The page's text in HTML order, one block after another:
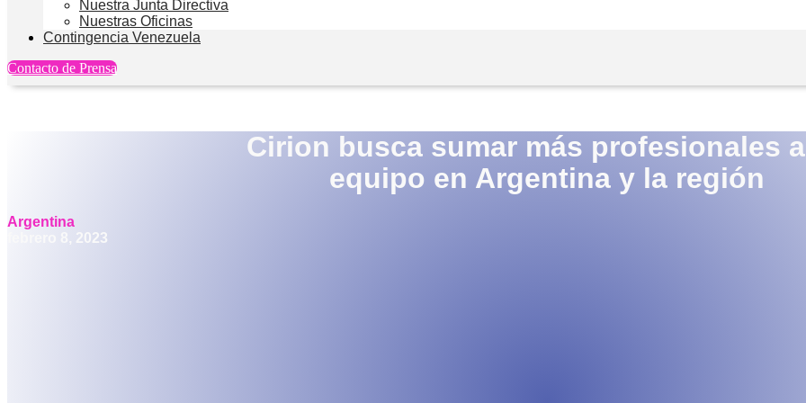
Nuestra Junta Directiva
Nuestras Oficinas
Contingencia Venezuela
Contacto de Prensa
Cirion busca sumar más profesionales
equipo en Argentina y la región
Argentina
febrero 8, 2023